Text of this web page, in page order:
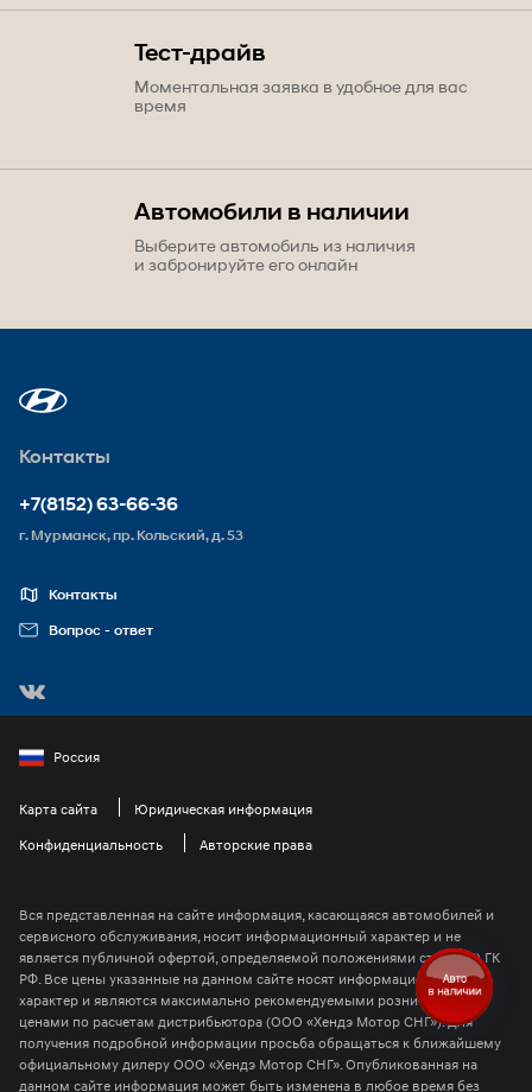
Тест-драйв
Моментальная заявка в удобное для вас
время
Автомобили в наличии
Выберите автомобиль из наличия
и забронируйте его онлайн
Контакты
+7(8152) 63-66-36
г. Мурманск, пр. Кольский, д. 53
Контакты
Вопрос - ответ
Россия
Карта сайта
Юридическая информация
Конфиденциальность
Авторские права
Вся представленная на сайте информация, касающаяся автомобилей и
сервисного обслуживания, носит информационный характер и не
является публичной офертой, определяемой положениями ст. 437 (2) ГК
РФ. Все цены указанные на данном сайте носят информационный
характер и являются максимально рекомендуемыми розничными
ценами по расчетам дистрибьютора (ООО «Хендэ Мотор СНГ»). Для
получения подробной информации просьба обращаться к ближайшему
официальному дилеру ООО «Хендэ Мотор СНГ». Опубликованная на
данном сайте информация может быть изменена в любое время без